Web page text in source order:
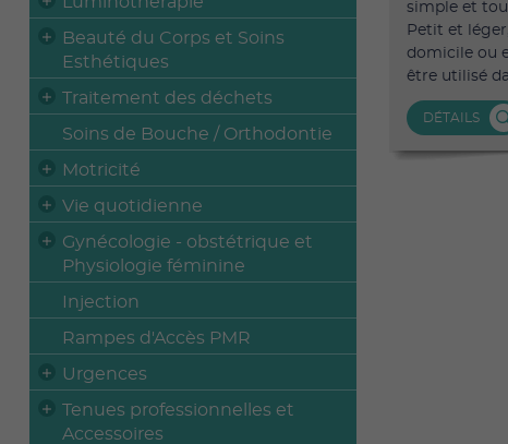
Beauté du Corps et Soins
Esthétiques
Traitement des déchets
Soins de Bouche / Orthodontie
Motricité
Vie quotidienne
Gynécologie - obstétrique et
Physiologie féminine
Injection
Rampes d'Accès PMR
Urgences
Tenues professionnelles et
Accessoires
simple et
Petit et
domicile ou
être utilisé
DÉTAILS